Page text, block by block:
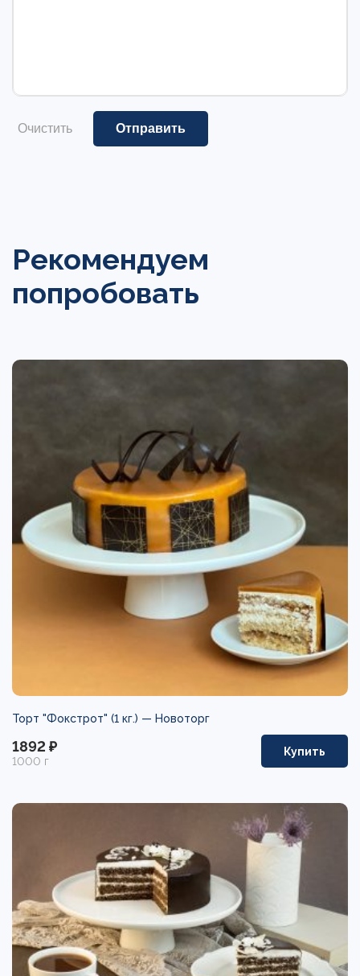
Очистить
Рекомендуем
попробовать
Торт "Фокстрот" (1 кг.) — Новоторг
1892 ₽
1000 г
Купить